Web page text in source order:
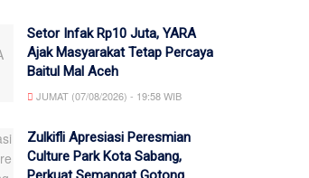
Setor Infak Rp10 Juta, YARA
Ajak Masyarakat Tetap Percaya
Baitul Mal Aceh
JUMAT (07/08/2026) - 19:58 WIB
Zulkifli Apresiasi Peresmian
Culture Park Kota Sabang,